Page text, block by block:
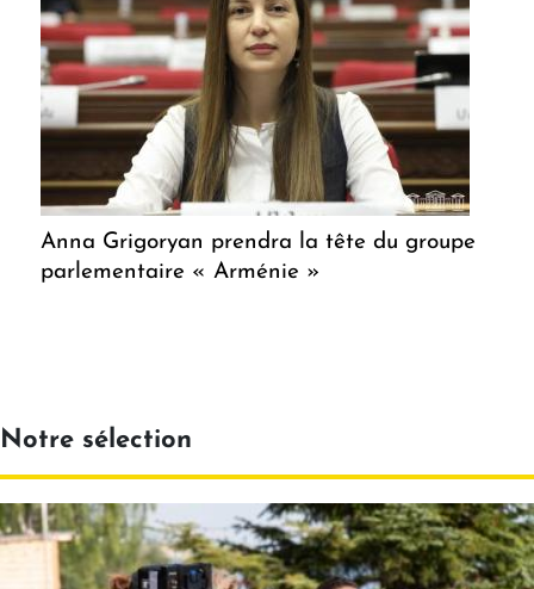
Anna Grigoryan prendra la tête du groupe
parlementaire « Arménie »
Notre sélection